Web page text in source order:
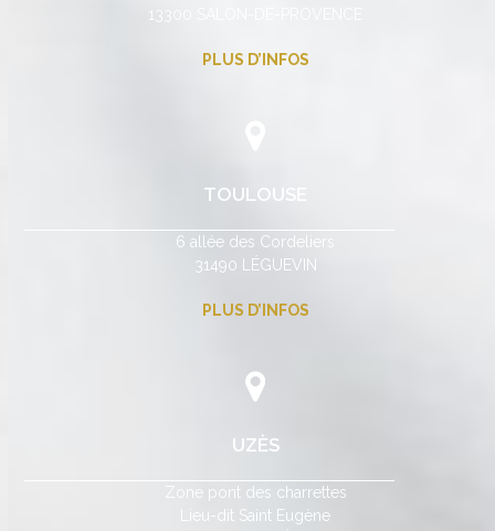
13300 SALON-DE-PROVENCE
PLUS D’INFOS
TOULOUSE
6 allée des Cordeliers
31490 LÉGUEVIN
PLUS D’INFOS
UZÈS
Zone pont des charrettes
Lieu-dit Saint Eugène